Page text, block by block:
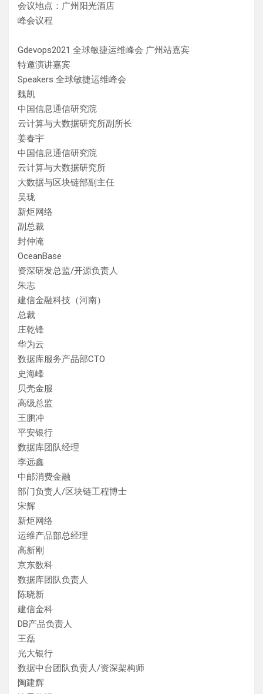
会议地点：广州阳光酒店
峰会议程
Gdevops2021 全球敏捷运维峰会 广州站嘉宾
特邀演讲嘉宾
Speakers 全球敏捷运维峰会
魏凯
中国信息通信研究院
云计算与大数据研究所副所长
姜春宇
中国信息通信研究院
云计算与大数据研究所
大数据与区块链部副主任
吴珑
新炬网络
副总裁
封仲淹
OceanBase
资深研发总监/开源负责人
朱志
建信金融科技（河南）
总裁
庄乾锋
华为云
数据库服务产品部CTO
史海峰
贝壳金服
高级总监
王鹏冲
平安银行
数据库团队经理
李远鑫
中邮消费金融
部门负责人/区块链工程博士
宋辉
新炬网络
运维产品部总经理
高新刚
京东数科
数据库团队负责人
陈晓新
建信金科
DB产品负责人
王磊
光大银行
数据中台团队负责人/资深架构师
陶建辉